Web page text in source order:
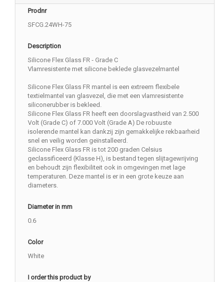
Prodnr
SFCG.24WH-75
Description
Silicone Flex Glass FR - Grade C
Vlamresistente met silicone beklede glasvezelmantel
Silicone Flex Glass FR mantel is een extreem flexibele
textielmantel van glasvezel, die met een vlamresistente
siliconerubber is bekleed.
Silicone Flex Glass FR heeft een doorslagvastheid van 2.500
Volt (Grade C) of 7.000 Volt (Grade A) De robuuste
isolerende mantel kan dankzij zijn gemakkelijke rekbaarheid
snel en veilig worden geïnstalleerd.
Silicone Flex Glass FR is tot 200 graden Celsius
geclassificeerd (Klasse H), is bestand tegen slijtagewrijving
en behoudt zijn flexibiliteit ook in omgevingen met lage
temperaturen. Deze mantel is er in een grote keuze aan
diameters.
Diameter in mm
0.6
Color
White
I order this product by